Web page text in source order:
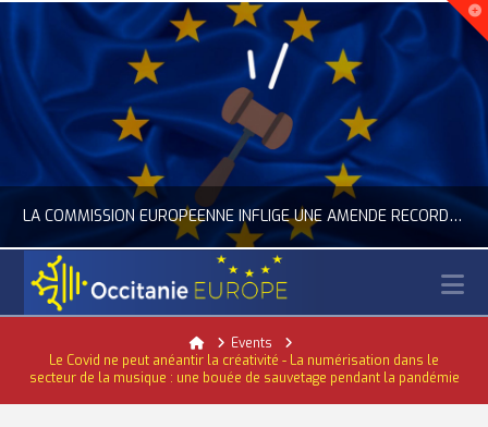
LA COMMISSION EUROPÉENNE INFLIGE UNE AMENDE RECORD À GOOGLE
ACTUALITÉ DE L'UNION EUROPÉENNE, ACTUALITÉ DE LA REPRÉSENTATION D’OCCITANIE EUROPE, NUMÉRIQUE- DIGITAL
HomeEvents
Le Covid ne peut anéantir la créativité - La numérisation dans le
secteur de la musique : une bouée de sauvetage pendant la pandémie